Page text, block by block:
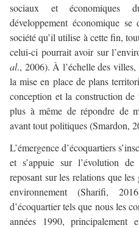
sociaux et économiques
développement économique
société qu’il utilise à cette fin,
celui-ci pourrait avoir sur
al., 2006). À l’échelle des
la mise en place de plans
conception et la construction de
plus à même de répondre de
avant tout politiques (Smardon,
L’émergence d’écoquartiers
et s’appuie sur l’évolution de
reposant sur les relations que
environnement (Sharifi,
d’écoquartier tels que nous les
années 1990,